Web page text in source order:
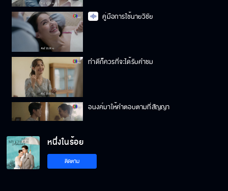
คู่มือการใช้นายวิชัย
ทำดีก็ควรที่จะได้รับคำชม
อนงค์มาให้คำตอบตามที่สัญญา
เพราะความแตกต่าง ความรักของพวกเขาจึงยาก
หนึ่งในร้อย
ติดตาม